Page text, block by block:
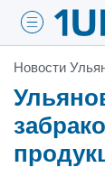
Новости